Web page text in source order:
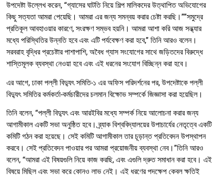
উপদেষ্টা উল্লেখ করেন, “গ্যাসের ঘাটতি নিয়ে শিল্প মালিকদের উত্থাপিত অভিযোগের
কিছু সত্যতা আমরা পেয়েছি। আমরা এর জন্য সমন্বয় করার চেষ্টা করছি।””সমুদ্রে
প্রতিকূল আবহাওয়ার কারণে, সংরক্ষণ সম্ভব হয়নি। আমরা আশা করি আজ সন্ধ্যার
মধ্যে পরিস্থিতির উন্নতি হবে এবং এটি পর্যবেক্ষণ করা হবে,” তিনি আরও বলেন।
সরবরাহ বৃদ্ধির প্রচেষ্টার পাশাপাশি, অবৈধ গ্যাস সংযোগের সাথে জড়িতদের বিরুদ্ধে
শাস্তিমূলক ব্যবস্থা নেওয়া হবে এবং এই ধরনের সংযোগ বিচ্ছিন্ন করা হবে।
এর আগে, ঢাকা পল্লী বিদ্যুৎ সমিতি-১ এর অফিস পরিদর্শনের পর, উপদেষ্টাকে পল্লী
বিদ্যুৎ সমিতির কর্মকর্তা-কর্মচারীদের চলমান বিক্ষোভ সম্পর্কে জিজ্ঞাসা করা হয়েছিল।
তিনি বলেন, “পল্লী বিদ্যুৎ এবং আরইবির মধ্যে সম্পর্ক নিয়ে আলোচনা করার জন্য
আগামীকাল একটি সভা অনুষ্ঠিত হবে। ব্র্যাক বিশ্ববিদ্যালয়ের উপাচার্যের নেতৃত্বে একটি
কমিটি গঠন করা হয়েছে। সেই কমিটি আগামীকাল তার চূড়ান্ত প্রতিবেদন উপস্থাপন
করবে। সেই প্রতিবেদন পাওয়ার পর আমরা প্রয়োজনীয় ব্যবস্থা নেব।”তিনি আরও
বলেন, “আমরা এই বিষয়গুলি নিয়ে কাজ করছি, এবং এগুলি দ্রুত সমাধান করা হবে। এই
বিষয়ে মিছিল এবং সভা করে কোনও লাভ নেই। এই ধরণের পদক্ষেপ কেবল ক্ষতিই